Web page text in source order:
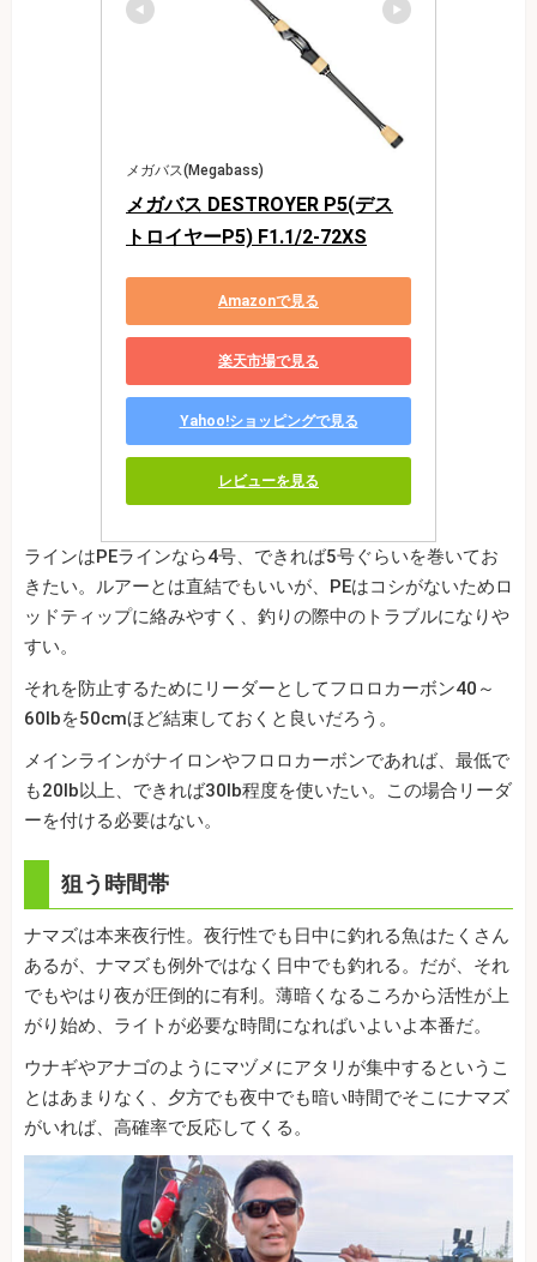
メガバス(Megabass)
メガバス DESTROYER P5(デス
トロイヤーP5) F1.1/2-72XS
Amazonで見る
楽天市場で見る
Yahoo!ショッピングで見る
レビューを見る
ラインはPEラインなら4号、できれば5号ぐらいを巻いてお
きたい。ルアーとは直結でもいいが、PEはコシがないためロ
ッドティップに絡みやすく、釣りの際中のトラブルになりや
すい。
それを防止するためにリーダーとしてフロロカーボン40～
60lbを50cmほど結束しておくと良いだろう。
メインラインがナイロンやフロロカーボンであれば、最低で
も20lb以上、できれば30lb程度を使いたい。この場合リーダ
ーを付ける必要はない。
狙う時間帯
ナマズは本来夜行性。夜行性でも日中に釣れる魚はたくさん
あるが、ナマズも例外ではなく日中でも釣れる。だが、それ
でもやはり夜が圧倒的に有利。薄暗くなるころから活性が上
がり始め、ライトが必要な時間になればいよいよ本番だ。
ウナギやアナゴのようにマヅメにアタリが集中するというこ
とはあまりなく、夕方でも夜中でも暗い時間でそこにナマズ
がいれば、高確率で反応してくる。